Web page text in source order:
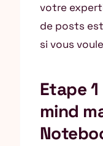
votre
de posts
si vous
Etape
mind